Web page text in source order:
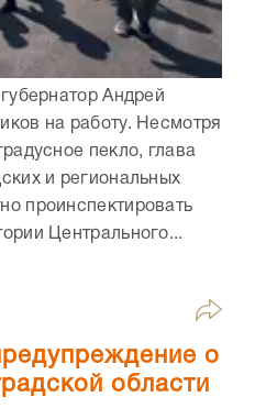
Андрей
на работу. Несмотря
пекло, глава
и региональных
проинспектировать
Центрального...
о
области